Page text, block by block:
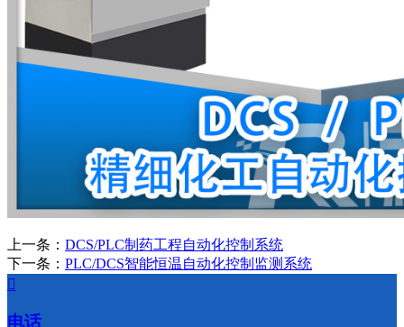
上一条： DCS/PLC制药工程自动化控制系统
下一条： PLC/DCS智能恒温自动化控制监测系统

电话